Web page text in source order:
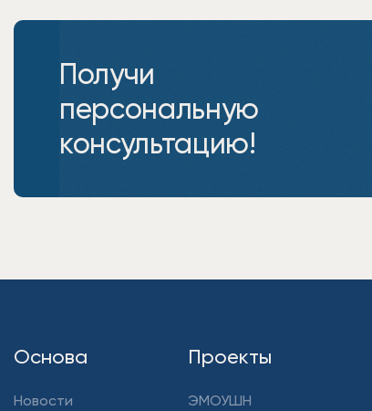
Получи
персональную
консультацию!
Основа
Новости
Проекты
ЭМОУШН